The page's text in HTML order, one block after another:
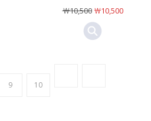
￦10,500￦10,500
9 10